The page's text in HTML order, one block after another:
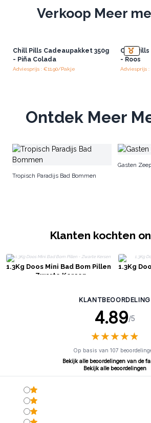
Verkoop Meer
Chill Pills Cadeaupakket 350g
- Piña Colada
Adviesprijs : €11.90/Pakje
Chill
- Roos
Adviesprijs :
Ontdek Meer
Tropisch Paradijs Bad Bommen
Gasten
Klanten kochten
1.3Kg Doos Mini Bad Bom Pillen
- Zwarte Kersen
1.3Kg
KLANTBEOORDELING
4.89/5
★★★★★
★★★★★
Op basis van 107
Bekijk alle beoordelingen van de
Bekijk alle beoordelingen